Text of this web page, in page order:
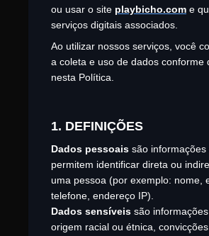
ou usar o site playbicho.com e
serviços digitais associados.
Ao utilizar nossos serviços, você
a coleta e uso de dados conforme
nesta Política.
1. DEFINIÇÕES
Dados pessoais são informações
permitem identificar direta ou
uma pessoa (por exemplo: nome,
telefone, endereço IP).
Dados sensíveis são
origem racial ou étnica, convicções